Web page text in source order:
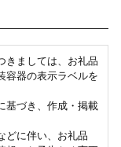
きましては、お礼品
容器の表示ラベルを
基づき、作成・掲載
どに伴い、お礼品